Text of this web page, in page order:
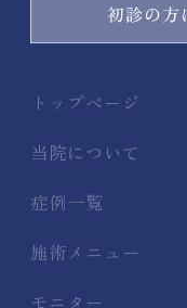
トップページ
当院について
症例一覧
施術メニュー
モニター